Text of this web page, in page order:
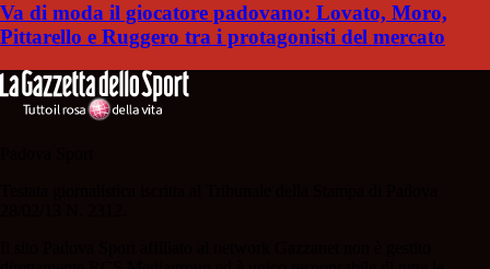
Va di moda il giocatore padovano: Lovato, Moro,
Pittarello e Ruggero tra i protagonisti del mercato